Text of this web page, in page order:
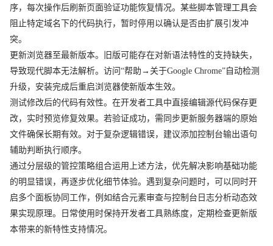
序，每次操作后刷新页面验证功能恢复情况。某些脚本管理工具会
阻止特定域名下的代码执行，暂时停用以确认是否由扩展引发冲
突。
更新浏览器至最新版本。旧版可能存在对新语法特性的支持缺失，
导致现代脚本无法解析。访问“帮助→关于Google Chrome”自动检测
升级，安装完成后重启浏览器使新版本生效。
测试修改后的代码有效性。在开发者工具中直接编辑源代码保存更
改，实时预览修复效果。若验证成功，需同步更新服务器端的原始
文件确保长期有效。对于复杂逻辑错误，建议添加控制台输出语句
辅助判断执行顺序。
通过分层级的管控策略组合运用上述方法，优先解决影响基础功能
的明显错误，再逐步优化细节体验。遇到复杂问题时，可以同时开
启多个面板协同工作，例如结合元素审查与控制台日志分析动态效
果实现原理。日常使用时保持开发者工具熟练度，定期检查更新版
本带来的新特性支持情况。